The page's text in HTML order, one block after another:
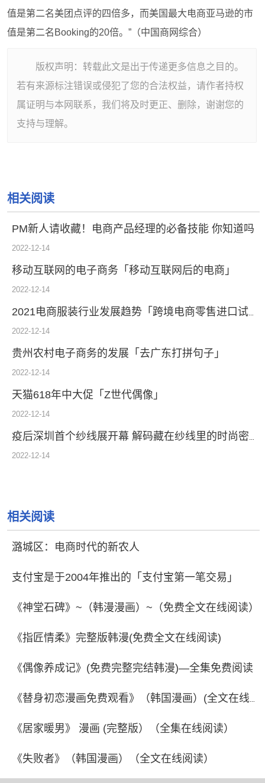
值是第二名美团点评的四倍多，而美国最大电商亚马逊的市
值是第二名Booking的20倍。”（中国商网综合）
版权声明：转载此文是出于传递更多信息之目的。
若有来源标注错误或侵犯了您的合法权益，请作者持权
属证明与本网联系，我们将及时更正、删除，谢谢您的
支持与理解。
相关阅读
PM新人请收藏！电商产品经理的必备技能 你知道吗
2022-12-14
移动互联网的电子商务「移动互联网后的电商」
2022-12-14
2022-12-14
贵州农村电子商务的发展「去广东打拼句子」
2022-12-14
天猫618年中大促「Z世代偶像」
2022-12-14
2022-12-14
相关阅读
潞城区：电商时代的新农人
支付宝是于2004年推出的「支付宝第一笔交易」
《神堂石碑》~（韩漫漫画）~（免费全文在线阅读）
《指匠情柔》完整版韩漫(免费全文在线阅读)
《偶像养成记》(免费完整完结韩漫)—全集免费阅读
《居家暖男》 漫画 (完整版）（全集在线阅读）
《失败者》（韩国漫画）（全文在线阅读）